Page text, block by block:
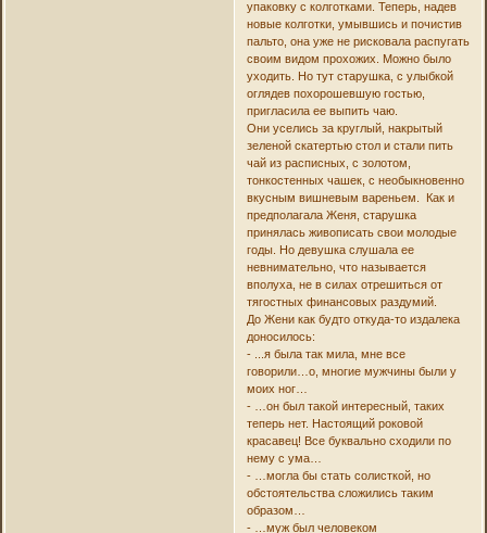
упаковку с колготками. Теперь, надев
новые колготки, умывшись и почистив
пальто, она уже не рисковала распугать
своим видом прохожих. Можно было
уходить. Но тут старушка, с улыбкой
оглядев похорошевшую гостью,
пригласила ее выпить чаю.
Они уселись за круглый, накрытый
зеленой скатертью стол и стали пить
чай из расписных, с золотом,
тонкостенных чашек, с необыкновенно
вкусным вишневым вареньем. Как и
предполагала Женя, старушка
принялась живописать свои молодые
годы. Но девушка слушала ее
невнимательно, что называется
вполуха, не в силах отрешиться от
тягостных финансовых раздумий.
До Жени как будто откуда-то издалека
доносилось:
- ...я была так мила, мне все
говорили…о, многие мужчины были у
моих ног…
- …он был такой интересный, таких
теперь нет. Настоящий роковой
красавец! Все буквально сходили по
нему с ума…
- …могла бы стать солисткой, но
обстоятельства сложились таким
образом…
- …муж был человеком